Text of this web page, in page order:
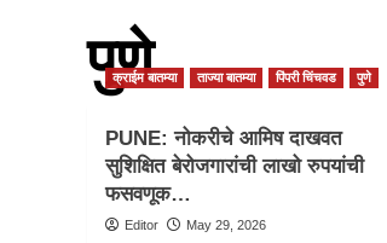
पुणे
क्राईम बातम्या ताज्या बातम्या पिंपरी चिंचवड पुणे
PUNE: नोकरीचे आमिष दाखवत
सुशिक्षित बेरोजगारांची लाखो रुपयांची
फसवणूक…
Editor May 29, 2026